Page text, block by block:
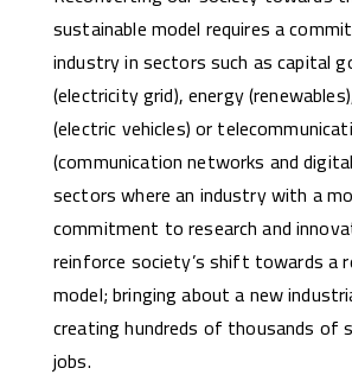
sustainable model requires a
industry in sectors such as capital
(electricity grid), energy
(electric vehicles) or
(communication networks and
sectors where an industry with a
commitment to research and
reinforce society’s shift towards a
model; bringing about a new
creating hundreds of thousands of
jobs.